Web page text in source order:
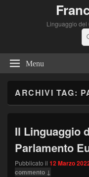
Linguaggio del
Menu
ARCHIVI TAG:
Il Linguaggio
Parlamento
Pubblicato il 12 Marzo
commento ↓